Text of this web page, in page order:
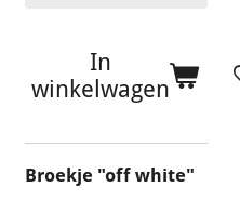
In
winkelwagen
Broekje "off white"